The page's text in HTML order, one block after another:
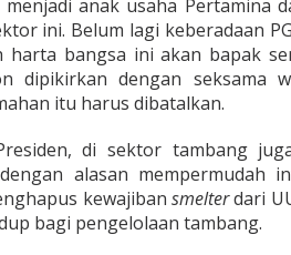
anak usaha Pertamina
ini. Belum lagi keberadaan
harta bangsa ini akan bapak
dipikirkan dengan seksama
itu harus dibatalkan.
di sektor tambang
alasan mempermudah
kewajiban smelterdari
bagi pengelolaan tambang.